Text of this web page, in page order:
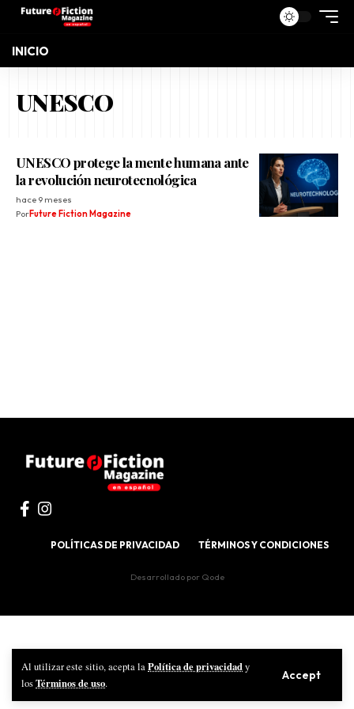
Al utilizar este sitio, acepta laPolítica de privacidady
losTérminos de uso.
Accept
INICIO
UNESCO
UNESCO protege la mente humana ante
la revolución neurotecnológica
hace 9 meses
PorFuture Fiction Magazine
POLÍTICAS DE PRIVACIDAD TÉRMINOS Y CONDICIONES
Desarrollado por Qode